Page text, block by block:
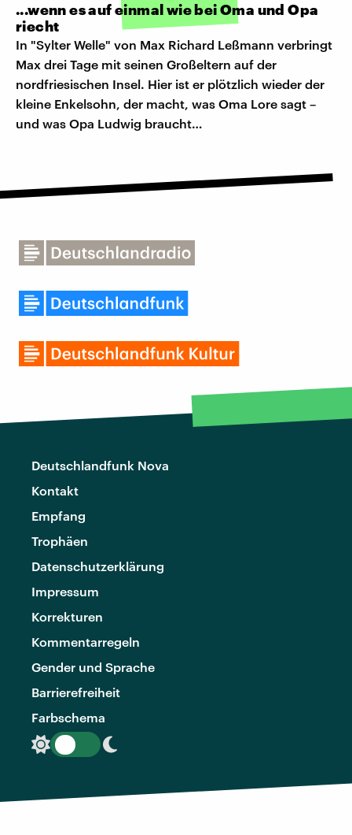
...wenn es auf einmal wie bei Oma und Opa
riecht
In "Sylter Welle" von Max Richard Leßmann verbringt
Max drei Tage mit seinen Großeltern auf der
nordfriesischen Insel. Hier ist er plötzlich wieder der
kleine Enkelsohn, der macht, was Oma Lore sagt –
und was Opa Ludwig braucht…
Deutschlandfunk Nova
Kontakt
Empfang
Trophäen
Datenschutzerklärung
Impressum
Korrekturen
Kommentarregeln
Gender und Sprache
Barrierefreiheit
Farbschema